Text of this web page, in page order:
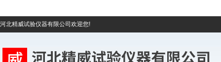
河北精威试验仪器有限公司欢迎您!